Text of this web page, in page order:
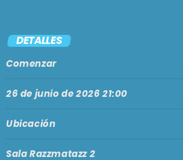
BARCELONA
MALLORCA
PODCASTS
TIENDA
EN VIVO AHORA!
DETALLES
Comenzar
26 de junio de 2026 21:00
Ubicación
Sala Razzmatazz 2